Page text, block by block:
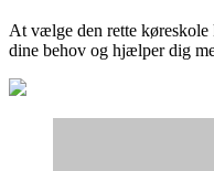
At vælge den rette køreskole
dine behov og hjælper dig